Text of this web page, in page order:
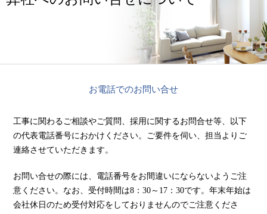
お電話でのお問い合せ
工事に関わるご相談やご質問、採用に関するお問合せ等、以下
の代表電話番号におかけください。ご要件を伺い、担当よりご
連絡させていただきます。
お問い合せの際には、電話番号をお間違いにならないようご注
意ください。 なお、受付時間は8：30～17：30です。年末年始は
会社休日のため受付対応をしておりませんのでご注意くださ